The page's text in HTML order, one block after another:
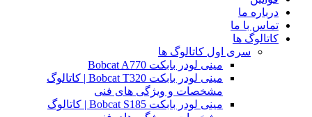
درباره ما
تماس با ما
کاتالوگ ها
سری اول کاتالوگ ها
مینی لودر بابکت Bobcat A770
مینی لودر بابکت Bobcat T320 | کاتالوگ
مشخصات و ویژگی های فنی
مینی لودر بابکت Bobcat S185 | کاتالوگ